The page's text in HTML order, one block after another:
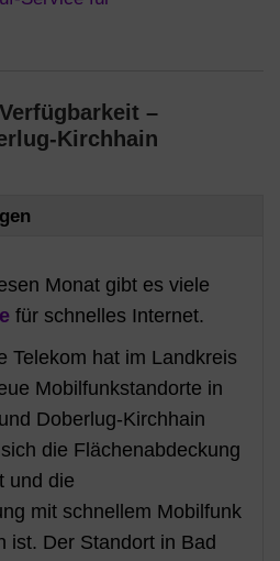
–
Kirchhain
Monat gibt es viele
für schnelles Internet.
Telekom hat im Landkreis
Mobilfunkstandorte in
Doberlug-Kirchhain
die Flächenabdeckung
und die
mit schnellem Mobilfunk
ist. Der Standort in Bad